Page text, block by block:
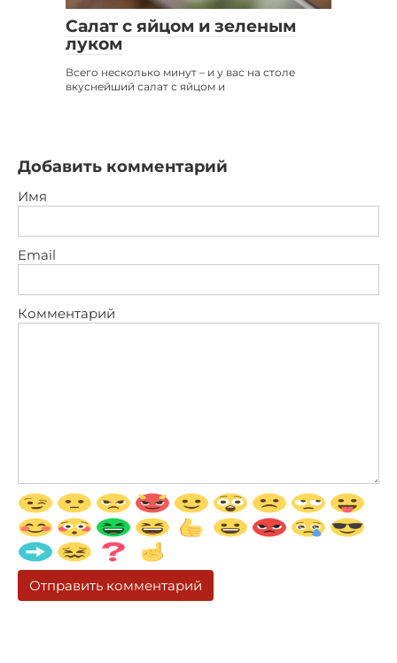
Салат с яйцом и зеленым
луком
Всего несколько минут – и у вас на столе
вкуснейший салат с яйцом и
Добавить комментарий
Имя
Email
Комментарий